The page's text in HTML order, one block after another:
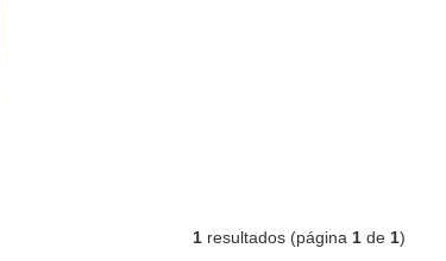
1resultados (página 1de 1)